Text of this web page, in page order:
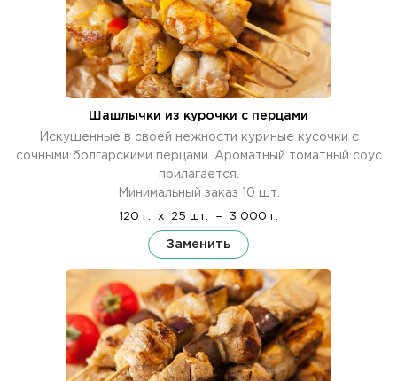
Шашлычки из курочки с перцами
Искушенные в своей нежности куриные кусочки с
сочными болгарскими перцами. Ароматный томатный соус
прилагается.
Минимальный заказ 10 шт.
120 г. x 25 шт. = 3 000 г.
Заменить